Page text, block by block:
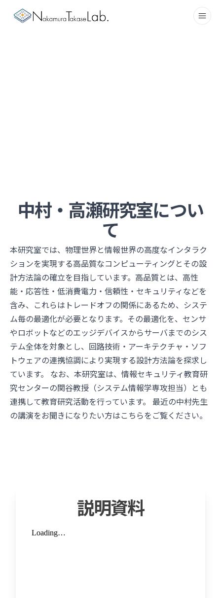
Project
中村・高瀬研究室につい
て
本研究室では、物理世界と情報世界の高度なインタラク
ションを実現する高品質なコンピューティングとその設
計方法論の確立を目指しています。高品質とは、高性
能・応答性・低消費電力・信頼性・セキュリティなどを
含み、これらはトレードオフの関係にあるため、システ
ム毎の最適化が必要となります。その最適化を、センサ
やロボットなどのエッジデバイスからサーバまでのシス
テム全体を対象とし、回路技術・アーキテクチャ・ソフ
トウェアの連携協調により実現する設計方法論を探求し
ています。 なお、本研究室は、情報セキュリティ教育研
究センターの関谷教授（システム情報学専攻担当）とも
連携して教育研究活動を行っています。 最近の中村先生
の講演をお聞きになりたい方はこちらをご覧ください。
説明資料